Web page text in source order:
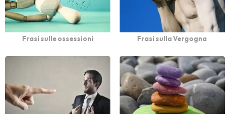
Frasi sulle ossessioni Frasi sulla Vergogna